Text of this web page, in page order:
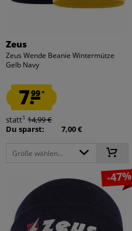
Zeus
Zeus Wende Beanie Wintermütze
Gelb Navy
7.99*
statt1 14,99 €
Du sparst:
7,00 €
Größe wählen...
-47%